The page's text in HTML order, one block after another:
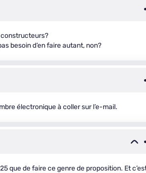
constructeurs?
besoin d’en faire autant, non?
électronique à coller sur l’e-mail.
que de faire ce genre de proposition. Et